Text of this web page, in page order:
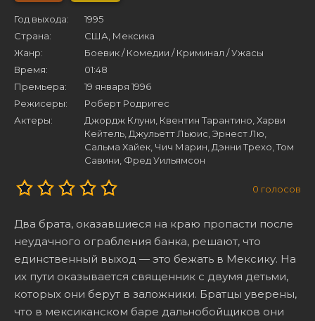
Год выхода:
1995
Страна:
США, Мексика
Жанр:
Боевик / Комедии / Криминал / Ужасы
Время:
01:48
Премьера:
19 января 1996
Режисеры:
Роберт Родригес
Актеры:
Джордж Клуни, Квентин Тарантино, Харви
Кейтель, Джульетт Льюис, Эрнест Лю,
Сальма Хайек, Чич Марин, Дэнни Трехо, Том
Савини, Фред Уильямсон
0 голосов
Два брата, оказавшиеся на краю пропасти после
неудачного ограбления банка, решают, что
единственный выход — это бежать в Мексику. На
их пути оказывается священник с двумя детьми,
которых они берут в заложники. Братцы уверены,
что в мексиканском баре дальнобойщиков они